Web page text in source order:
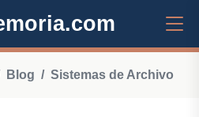
Blog Sistemas de Archivo